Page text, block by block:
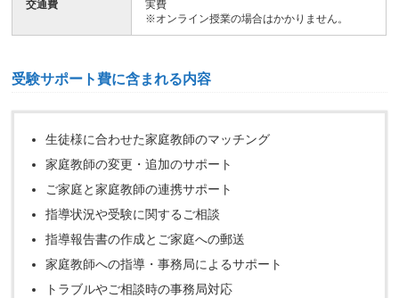
交通費
実費
※オンライン授業の場合はかかりません。
受験サポート費に含まれる内容
生徒様に合わせた家庭教師のマッチング
家庭教師の変更・追加のサポート
ご家庭と家庭教師の連携サポート
指導状況や受験に関するご相談
指導報告書の作成とご家庭への郵送
家庭教師への指導・事務局によるサポート
トラブルやご相談時の事務局対応